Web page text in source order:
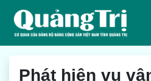
Phát hiện vụ